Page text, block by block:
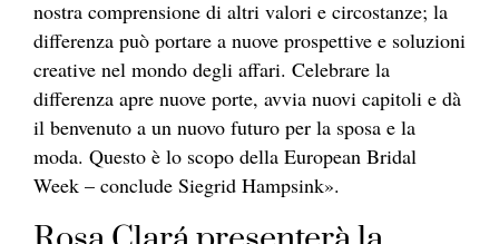
nostra comprensione di altri valori e circostanze; la
differenza può portare a nuove prospettive e soluzioni
creative nel mondo degli affari. Celebrare la
differenza apre nuove porte, avvia nuovi capitoli e dà
il benvenuto a un nuovo futuro per la sposa e la
moda. Questo è lo scopo della European Bridal
Week – conclude Siegrid Hampsink».